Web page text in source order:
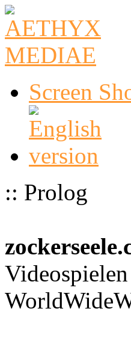
Screen
:: Prolog